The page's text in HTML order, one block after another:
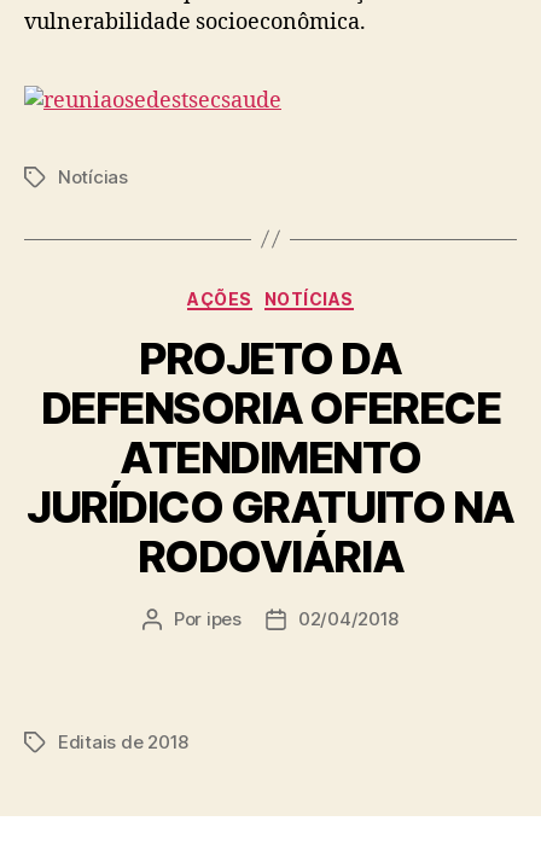
vulnerabilidade socioeconômica.
TagsNotícias
Categorias
AÇÕES NOTÍCIAS
PROJETO DA
DEFENSORIA OFERECE
ATENDIMENTO
JURÍDICO GRATUITO NA
RODOVIÁRIA
Autor
Por ipes
Data02/04/2018
TagsEditais de 2018